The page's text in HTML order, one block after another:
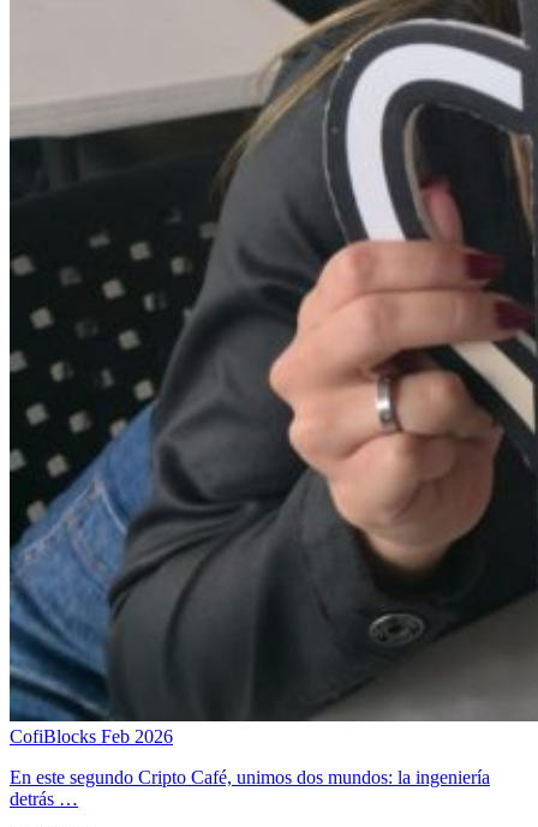
CofiBlocks Feb 2026
​En este segundo Cripto Café, unimos dos mundos: la ingeniería
detrás …